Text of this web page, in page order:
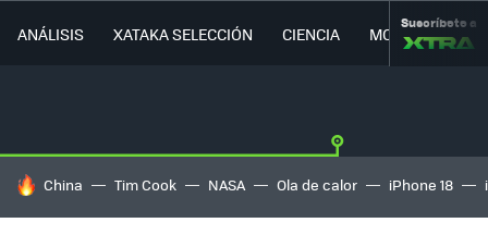
ANÁLISIS XATAKA SELECCIÓN CIENCIA MOVILIDAD
Suscríbete a
HOY SE HABLA DE
China Tim Cook NASA Ola de calor iPhone 18